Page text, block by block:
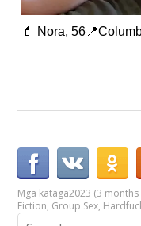
💄 Nora,
Mga kataga2023 (3 months
Fiction, Group Sex,